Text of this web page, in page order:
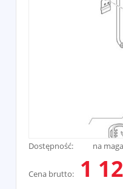
Dostępność: na
Cena brutto: 1